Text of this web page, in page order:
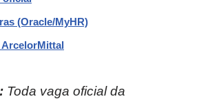
(Oracle/MyHR)
ArcelorMittal
Toda vaga oficial da